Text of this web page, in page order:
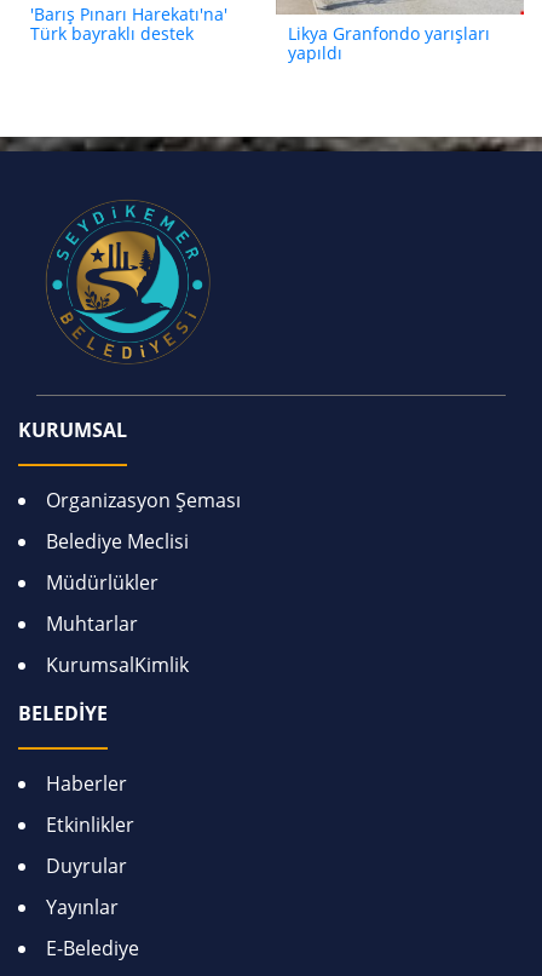
'Barış Pınarı Harekatı'na'
Türk bayraklı destek
Likya Granfondo yarışları
yapıldı
KURUMSAL
Organizasyon Şeması
Belediye Meclisi
Müdürlükler
Muhtarlar
KurumsalKimlik
BELEDİYE
Haberler
Etkinlikler
Duyrular
Yayınlar
E-Belediye